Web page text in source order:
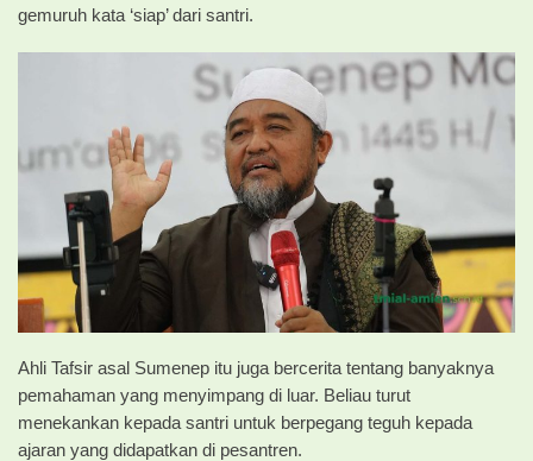
gemuruh kata ‘siap’ dari santri.
Ahli Tafsir asal Sumenep itu juga bercerita tentang banyaknya
pemahaman yang menyimpang di luar. Beliau turut
menekankan kepada santri untuk berpegang teguh kepada
ajaran yang didapatkan di pesantren.